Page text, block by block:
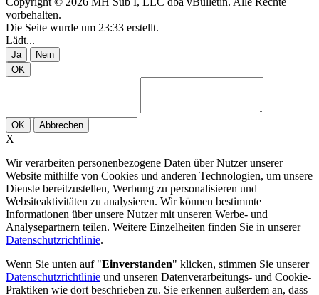
vorbehalten.
Die Seite wurde um 23:33 erstellt.
Lädt...
Ja
Nein
OK
OK Abbrechen
X
Wir verarbeiten personenbezogene Daten über Nutzer unserer
Website mithilfe von Cookies und anderen Technologien, um unsere
Dienste bereitzustellen, Werbung zu personalisieren und
Websiteaktivitäten zu analysieren. Wir können bestimmte
Informationen über unsere Nutzer mit unseren Werbe- und
Analysepartnern teilen. Weitere Einzelheiten finden Sie in unserer
Datenschutzrichtlinie.
Wenn Sie unten auf "Einverstanden" klicken, stimmen Sie unserer
Datenschutzrichtlinie und unseren Datenverarbeitungs- und Cookie-
Praktiken wie dort beschrieben zu. Sie erkennen außerdem an, dass